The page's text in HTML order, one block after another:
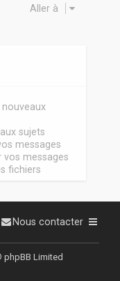
Aller à
sujets
messages
vos messages
fichiers
Nous contacter
Limited